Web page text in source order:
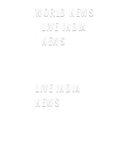
WORLD NEWS
LIVE INDIA
NEWS
LIVE INDIA
NEWS